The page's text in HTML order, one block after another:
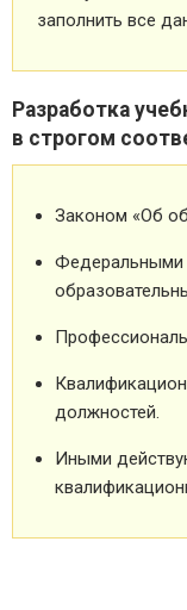
заполнить все
Разработка
в строгом
Законом «Об
Федеральными
должностей.
Иными